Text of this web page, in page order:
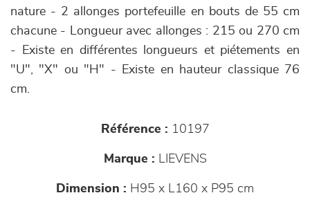
nature - 2 allonges portefeuille en bouts de 55 cm
chacune - Longueur avec allonges : 215 ou 270 cm
- Existe en différentes longueurs et piétements en
"U", "X" ou "H" - Existe en hauteur classique 76
cm.
Référence : 10197
Marque : LIEVENS
Dimension : H95 x L160 x P95 cm